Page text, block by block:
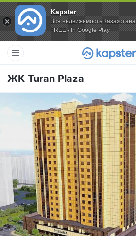
Kapster
Вся недвижимость Казахстана
FREE - In Google Play
ЖК Turan Plaza